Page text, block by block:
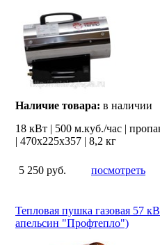
Наличие товара: в наличии
18 кВт | 500 м.куб./час |
| 470х225х357 | 8,2 кг
5 250 руб. посмотреть
Тепловая пушка газовая 57
апельсин "Профтепло")